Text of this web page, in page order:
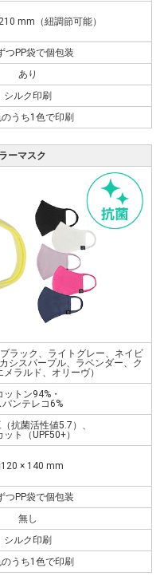
mm（紐調節可能）
つPP袋で個包装
あり
シルク印刷
うち1色で印刷
ーマスク
ラック、ライトグレー、ネイビ
シスパープル、ラベンダー、ク
メラルド、オリーヴ）
ットン94%・
パンテレコ6%
抗菌活性値5.7）、
ット（UPF50+）
× 140 mm
つPP袋で個包装
無し
シルク印刷
うち1色で印刷